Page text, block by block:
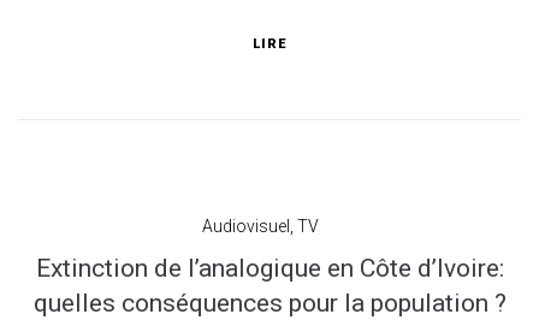
LIRE
Audiovisuel TV
Extinction de l’analogique en Côte d’Ivoire:
quelles conséquences pour la population ?